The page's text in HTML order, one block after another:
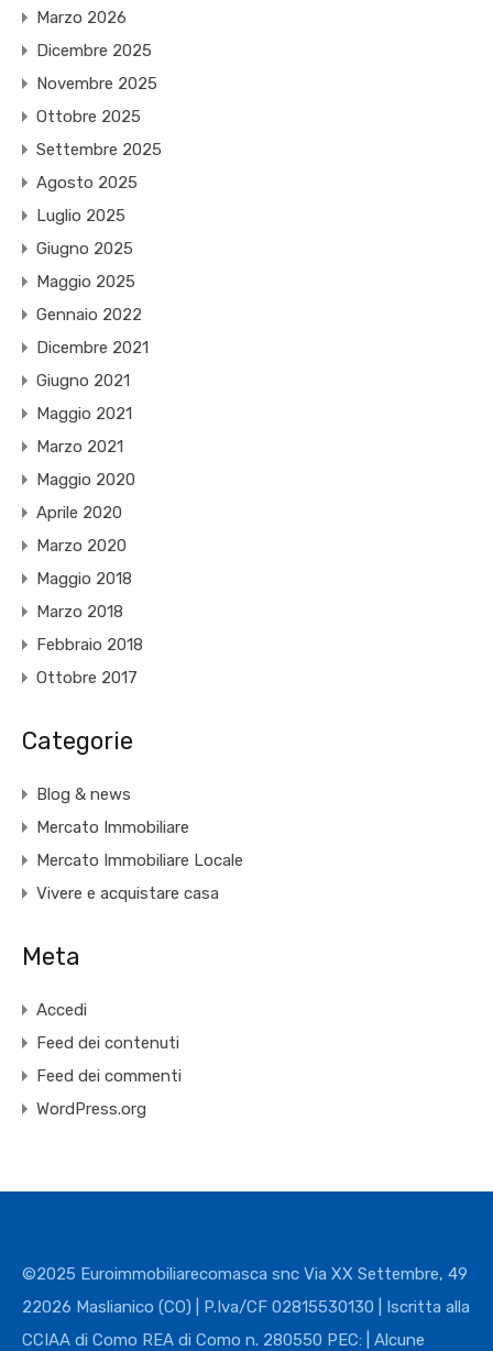
Marzo 2026
Dicembre 2025
Novembre 2025
Ottobre 2025
Settembre 2025
Agosto 2025
Luglio 2025
Giugno 2025
Maggio 2025
Gennaio 2022
Dicembre 2021
Giugno 2021
Maggio 2021
Marzo 2021
Maggio 2020
Aprile 2020
Marzo 2020
Maggio 2018
Marzo 2018
Febbraio 2018
Ottobre 2017
Categorie
Blog & news
Mercato Immobiliare
Mercato Immobiliare Locale
Vivere e acquistare casa
Meta
Accedi
Feed dei contenuti
Feed dei commenti
WordPress.org
©2025 Euroimmobiliarecomasca snc Via XX Settembre, 49
22026 Maslianico (CO) | P.Iva/CF 02815530130 | Iscritta alla
CCIAA di Como REA di Como n. 280550 PEC: | Alcune